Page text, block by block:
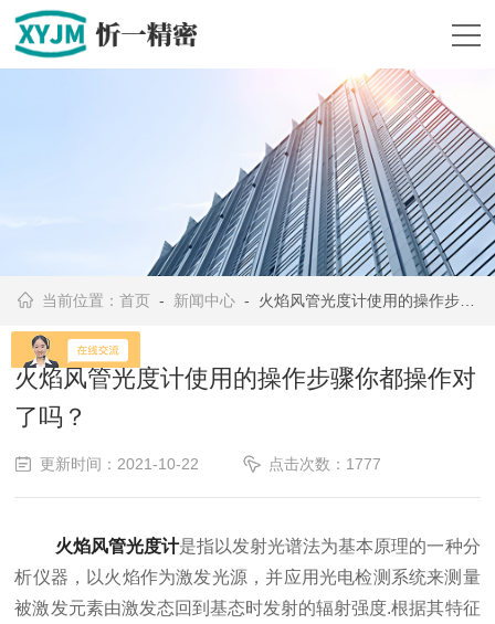
当前位置：首页 - 新闻中心 - 火焰风管光度计使用的操作步骤你都操作对了吗？
火焰风管光度计使用的操作步骤你都操作对
了吗？
更新时间：2021-10-22 点击次数：1777
火焰风管光度计是指以发射光谱法为基本原理的一种分
析仪器，以火焰作为激发光源，并应用光电检测系统来测量
被激发元素由激发态回到基态时发射的辐射强度.根据其特征